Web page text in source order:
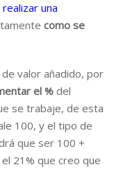
realizar una
como se
valor añadido, por
el %del
se trabaje, de esta
100, y el tipo de
que ser 100 +
21% que creo que